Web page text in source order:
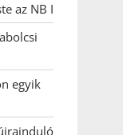
az NB I
egyik